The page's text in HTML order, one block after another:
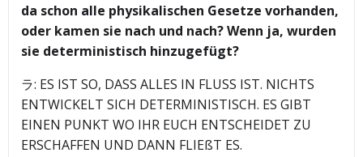
da schon alle physikalischen Gesetze vorhanden,
oder kamen sie nach und nach? Wenn ja, wurden
sie deterministisch hinzugefügt?
ラ: ES IST SO, DASS ALLES IN FLUSS IST. NICHTS
ENTWICKELT SICH DETERMINISTISCH. ES GIBT
EINEN PUNKT WO IHR EUCH ENTSCHEIDET ZU
ERSCHAFFEN UND DANN FLIEßT ES.